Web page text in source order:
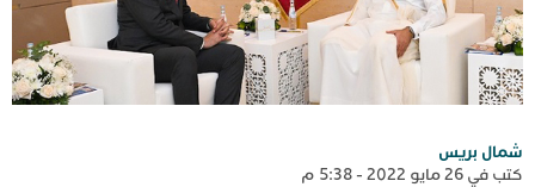
شمال بريس
كتب في 26 مايو 2022 - 5:38 م